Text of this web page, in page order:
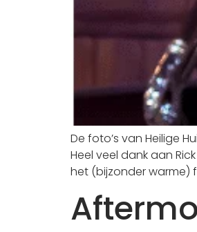
De foto’s van Heilige
Heel veel dank aan
het (bijzonder warme)